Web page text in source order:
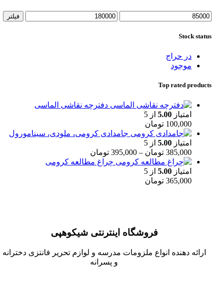
فیلتر
Stock status
در حراج
موجود
Top rated products
دفترچه نقاشی الماسی
امتیاز 5.00 از 5
100,000 تومان
جامدادی کرومی، ملودی، سینامورول
امتیاز 5.00 از 5
385,000 تومان –
395,000 تومان
چراغ مطالعه کرومی
امتیاز 5.00 از 5
365,000 تومان
فروشگاه اینترنتی شیکوهپی
ارائه دهنده انواع ملزومات مدرسه و لوازم تحریر فانتزی دخترانه
و پسرانه